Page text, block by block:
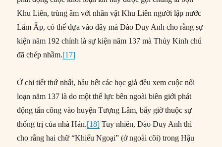
Khu Liên, trùng âm với nhân vật Khu Liên người lập nước
Lâm Ấp, có thể dựa vào đây mà Đào Duy Anh cho rằng sự
kiện năm 192 chính là sự kiện năm 137 mà Thủy Kinh chú
đã chép nhầm.[17]
Ở chi tiết thứ nhất, hầu hết các học giả đều xem cuộc nổi
loạn năm 137 là do một thế lực bên ngoài biên giới phát
động tấn công vào huyện Tượng Lâm, bấy giờ thuộc sự
thống trị của nhà Hán.[18] Tuy nhiên, Đào Duy Anh thì
cho rằng hai chữ “Khiếu Ngoại” (ở ngoài cõi) trong Hậu